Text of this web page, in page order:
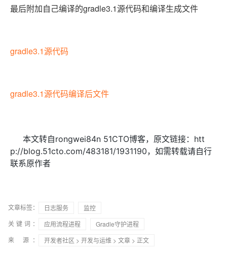
最后附加自己编译的gradle3.1源代码和编译生成文件
gradle3.1源代码
gradle3.1源代码编译后文件
本文转自rongwei84n 51CTO博客，原文链接：htt
p://blog.51cto.com/483181/1931190，如需转载请自行
联系原作者
文章标签： 日志服务
监控
关键词：
应用流程进程
Gradle守护进程
来 源：
开发者社区 > 开发与运维 > 文章 > 正文